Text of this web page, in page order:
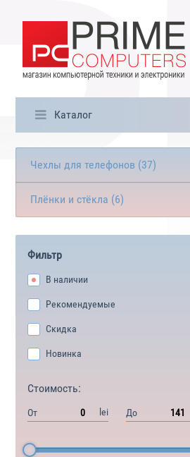
Каталог
Чехлы для телефонов (37)
Плёнки и стёкла (6)
Фильтр
В наличии
Рекомендуемые
Скидка
Новинка
Стоимость:
От lei До